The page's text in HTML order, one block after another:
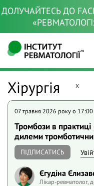
ДОЛУЧАЙТЕСЬ ДО
Хірургія x
07 травня 2026 року o 17:00
Тромбози в практиці
дилеми
ПІДПИСАТИСЬ
Єгудіна
Лікар-ревматолог,